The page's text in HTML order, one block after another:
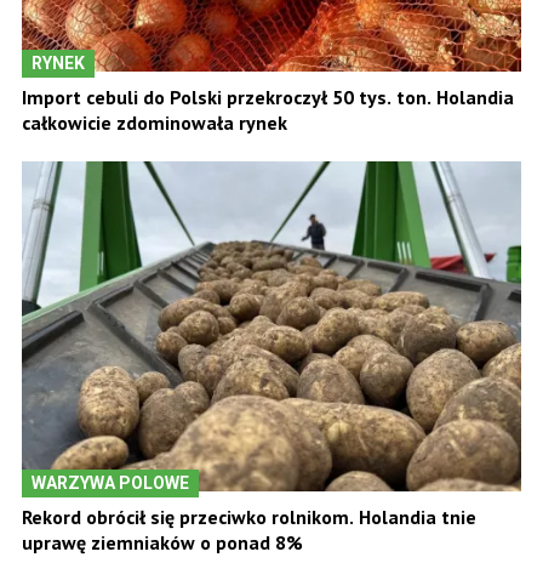
RYNEK
Import cebuli do Polski przekroczył 50 tys. ton. Holandia
całkowicie zdominowała rynek
WARZYWA POLOWE
Rekord obrócił się przeciwko rolnikom. Holandia tnie
uprawę ziemniaków o ponad 8%